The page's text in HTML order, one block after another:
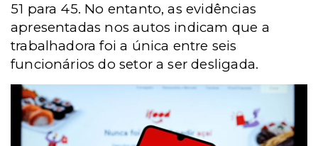
51 para 45. No entanto, as evidências
apresentadas nos autos indicam que a
trabalhadora foi a única entre seis
funcionários do setor a ser desligada.